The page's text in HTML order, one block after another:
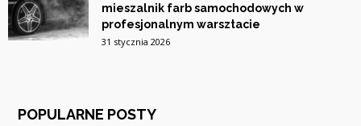
mieszalnik farb samochodowych w
profesjonalnym warsztacie
31 stycznia 2026
POPULARNE POSTY